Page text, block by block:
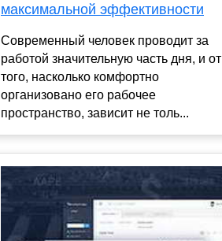
максимальной эффективности
Современный человек проводит за
работой значительную часть дня, и от
того, насколько комфортно
организовано его рабочее
пространство, зависит не толь...